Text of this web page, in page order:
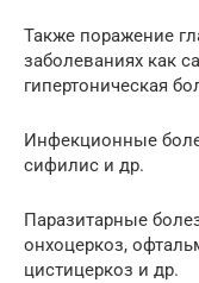
Также поражение
заболеваниях как
гипертоническая
Инфекционные
сифилис и др.
Паразитарные
онхоцеркоз,
цистицеркоз и др.